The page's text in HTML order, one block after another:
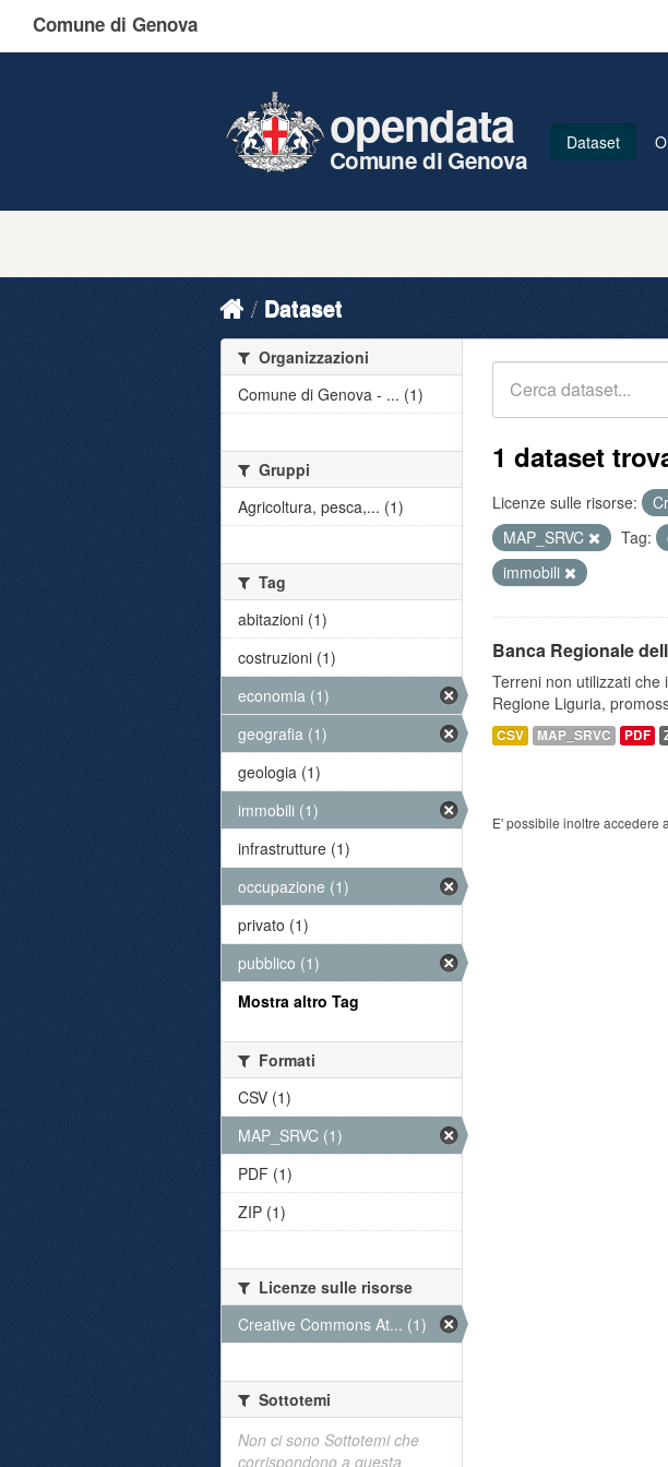
Comune di Genova
opendata
Comune di Genova
Dataset
Dataset
1 dataset
Licenze sulle risorse:
MAP_SRVC
Tag:
immobili
Banca Regionale
Terreni non utilizzati
Regione Liguria,
CSV MAP_SRVC PDF
E' possibile inoltre accedere
Organizzazioni
Comune di Genova - ... (1)
Gruppi
Agricoltura, pesca,... (1)
Tag
abitazioni (1)
costruzioni (1)
economia (1)
geografia (1)
geologia (1)
immobili (1)
infrastrutture (1)
occupazione (1)
privato (1)
pubblico (1)
Mostra altro Tag
Formati
CSV (1)
MAP_SRVC (1)
PDF (1)
ZIP (1)
Licenze sulle risorse
Creative Commons At... (1)
Sottotemi
Non ci sono Sottotemi che
corrispondono a questa